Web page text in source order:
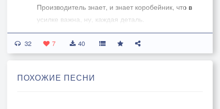
Производитель знает, и знает коробейник, что в
усилке важна, ну, каждая деталь.
Шуганулись по углам серенькие мыши, заходила
ходуном под профнастилом крыша.
кресле утопило, только щас будут цветочки.
32 7 40
ПОХОЖИЕ ПЕСНИ